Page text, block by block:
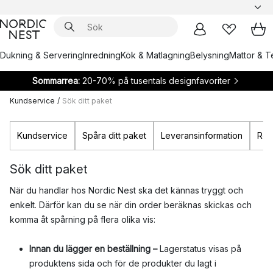
Dukning & ServeringInredningKök & MatlagningBelysningMattor &
Sommarrea:20-70% på tusentals designfavoriter
Kundservice / Sök ditt paket
Kundservice Spåra ditt paket Leveransinformation
Sök ditt paket
När du handlar hos Nordic Nest ska det kännas tryggt och
enkelt. Därför kan du se när din order beräknas skickas och
komma åt spårning på flera olika vis:
Innan du lägger en beställning –Lagerstatus visas på
produktens sida och för de produkter du lagt i